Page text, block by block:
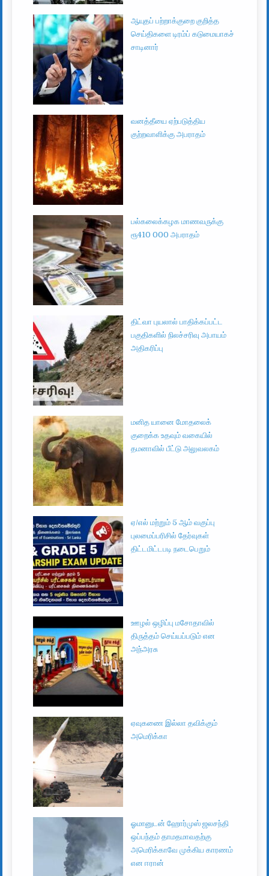
ஆயுதப் பற்றாக்குறை குறித்த
செய்திகளை டிரம்ப் கடுமையாகச்
சாடினார்
வனத்தீயை ஏற்படுத்திய
குற்றவாளிக்கு அபராதம்
பல்கலைக்கழக மாணவருக்கு
ரூ410 000 அபராதம்
திட்வா புயலால் பாதிக்கப்பட்ட
பகுதிகளில் நிலச்சரிவு அபாயம்
அதிகரிப்பு
மனித யானை மோதலைக்
குறைக்க உதவும் வகையில்
தமனாவில் பீட்டு அலுவலகம்
ஏ/எல் மற்றும் 5 ஆம் வகுப்பு
புலமைப்பரிசில் தேர்வுகள்
திட்டமிட்டபடி நடைபெறும்
ஊழல் ஒழிப்பு மசோதாவில்
திருத்தம் செய்யப்படும் என
அந்அரசு
ஏவுகணை இல்லா தவிக்கும்
அமெரிக்கா
ஓமானுடன் ஹோர்முஸ் ஜலசந்தி
ஒப்பந்தம் தாமதமாவதற்கு
அமெரிக்காவே முக்கிய காரணம்
என ஈரான்